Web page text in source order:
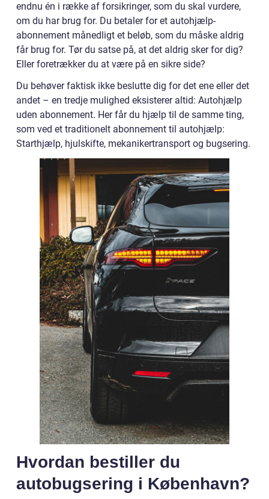
endnu én i række af forsikringer, som du skal vurdere,
om du har brug for. Du betaler for et autohjælp-
abonnement månedligt et beløb, som du måske aldrig
får brug for. Tør du satse på, at det aldrig sker for dig?
Eller foretrækker du at være på en sikre side?
Du behøver faktisk ikke beslutte dig for det ene eller det
andet – en tredje mulighed eksisterer altid: Autohjælp
uden abonnement. Her får du hjælp til de samme ting,
som ved et traditionelt abonnement til autohjælp:
Starthjælp, hjulskifte, mekanikertransport og bugsering.
Hvordan bestiller du
autobugsering i København?